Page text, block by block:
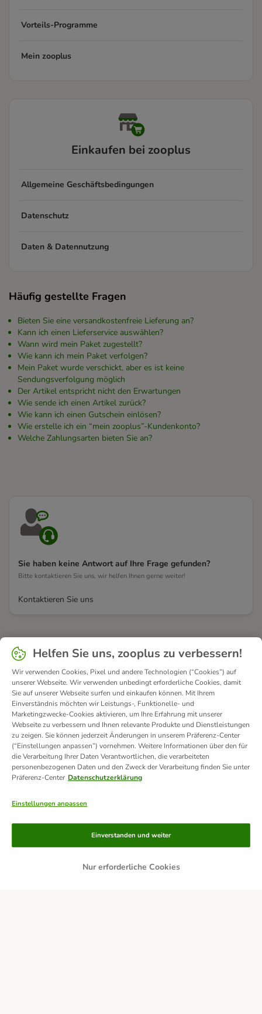
Vorteils-Programme
Mein zooplus
Einkaufen bei zooplus
Allgemeine Geschäftsbedingungen
Datenschutz
Daten & Datennutzung
Häufig gestellte Fragen
Bieten Sie eine versandkostenfreie Lieferung an?
Kann ich einen Lieferservice auswählen?
Wann wird mein Paket zugestellt?
Wie kann ich mein Paket verfolgen?
Mein Paket wurde verschickt, aber es ist keine
Sendungsverfolgung möglich
Der Artikel entspricht nicht den Erwartungen
Wie sende ich einen Artikel zurück?
Wie kann ich einen Gutschein einlösen?
Wie erstelle ich ein “mein zooplus”-Kundenkonto?
Welche Zahlungsarten bieten Sie an?
Sie haben keine Antwort auf Ihre Frage gefunden?
Bitte kontaktieren Sie uns, wir helfen Ihnen gerne weiter!
Kontaktieren Sie uns
Helfen Sie uns, zooplus zu verbessern!
Wir verwenden Cookies, Pixel und andere Technologien (“Cookies”) auf
unserer Webseite. Wir verwenden unbedingt erforderliche Cookies, damit
Sie auf unserer Webseite surfen und einkaufen können. Mit Ihrem
Einverständnis möchten wir Leistungs-, Funktionelle- und
Marketingzwecke-Cookies aktivieren, um Ihre Erfahrung mit unserer
Webseite zu verbessern und Ihnen relevante Produkte und Dienstleistungen
zu zeigen. Sie können jederzeit Änderungen in unserem Präferenz-Center
(“Einstellungen anpassen”) vornehmen. Weitere Informationen über den für
die Verarbeitung Ihrer Daten Verantwortlichen, die verarbeiteten
personenbezogenen Daten und den Zweck der Verarbeitung finden Sie unter
Präferenz-Center Datenschutzerklärung
Einstellungen anpassen
Nur erforderliche Cookies
Einverstanden und weiter